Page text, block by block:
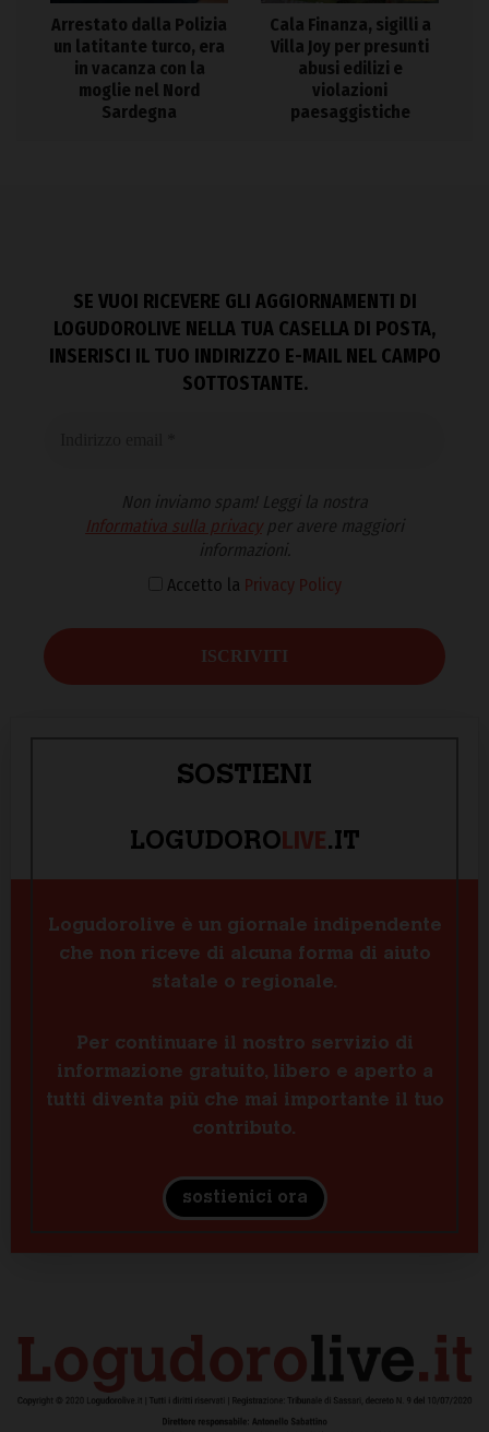
Arrestato dalla Polizia
un latitante turco, era
in vacanza con la
moglie nel Nord
Sardegna
Cala Finanza, sigilli a
Villa Joy per presunti
abusi edilizi e
violazioni
paesaggistiche
SE VUOI RICEVERE GLI AGGIORNAMENTI DI
LOGUDOROLIVE NELLA TUA CASELLA DI POSTA,
INSERISCI IL TUO INDIRIZZO E-MAIL NEL CAMPO
SOTTOSTANTE.
Non inviamo spam! Leggi la nostra
Informativa sulla privacyper avere maggiori
informazioni.
Accetto la Privacy Policy
SOSTIENI
LOGUDOROLIVE.IT
Logudorolive è un giornale indipendente
che non riceve di alcuna forma di aiuto
statale o regionale.
Per continuare il nostro servizio di
informazione gratuito, libero e aperto a
tutti diventa più che mai importante il tuo
contributo.
sostienici ora